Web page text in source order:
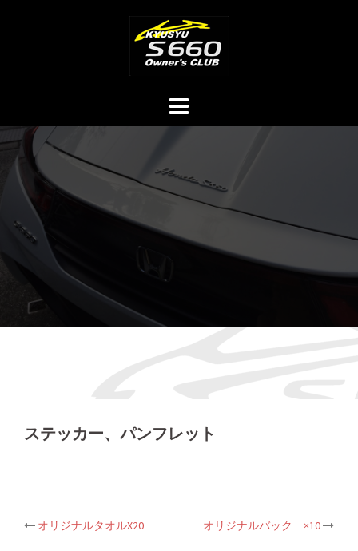
ステッカー、パンフレット
投 オリジナルタオルX20 オリジナルバック ×10